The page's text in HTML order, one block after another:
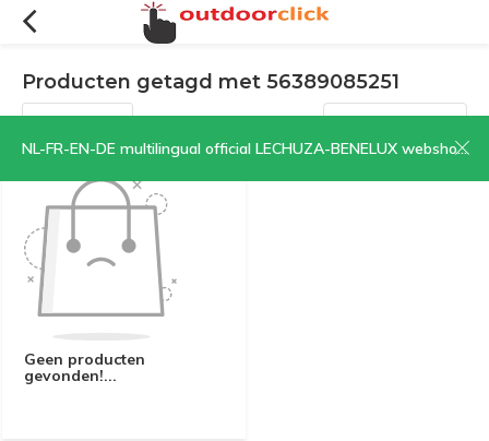
NL-FR-EN-DE multilingual official LECHUZA-BENELUX webshop | CLICK HERE NOW!
Producten getagd met 56389085251
Filters Sorteren op:
Geen producten
gevonden!...